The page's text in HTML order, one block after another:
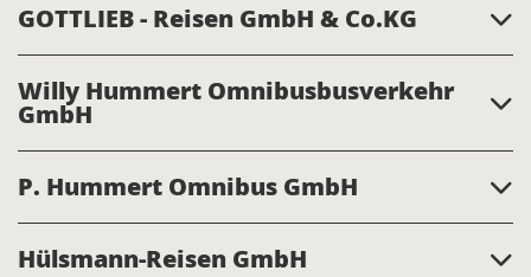
GOTTLIEB - Reisen GmbH & Co.KG
Willy Hummert Omnibusbusverkehr
GmbH
P. Hummert Omnibus GmbH
Hülsmann-Reisen GmbH